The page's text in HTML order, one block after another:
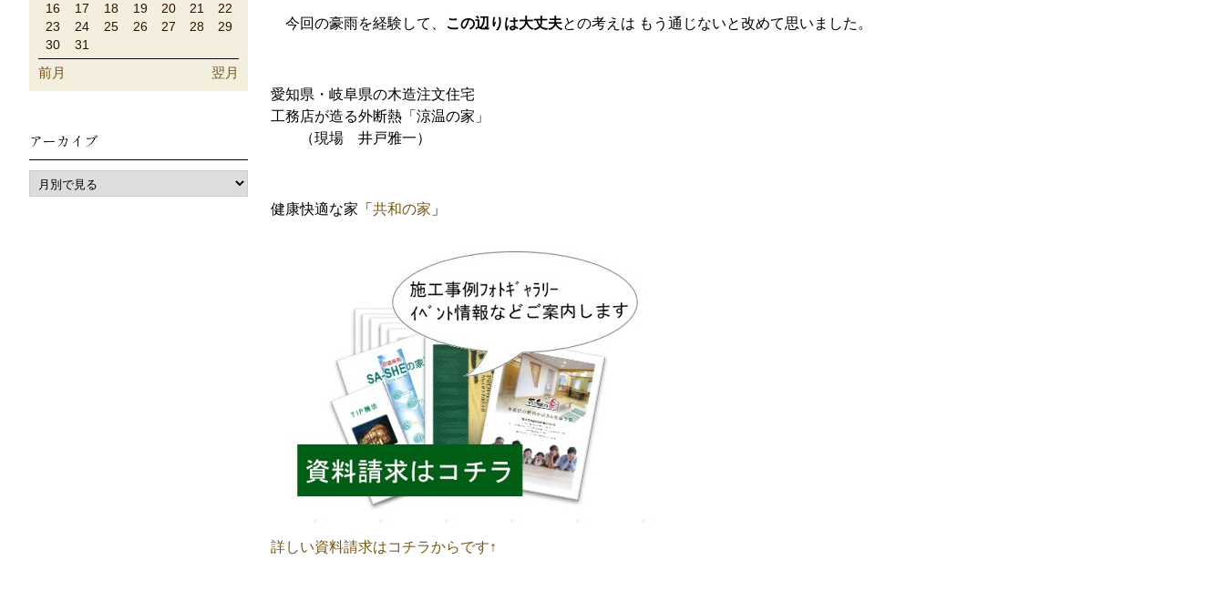
今回の豪雨を経験して、 この辺りは大丈夫との考えは もう通じないと改めて思いました。
愛知県・岐阜県の木造注文住宅
工務店が造る外断熱「涼温の家」
（現場 井戸雅一）
健康快適な家「 共和の家 」
詳しい資料請求はコチラからです↑
16
17 18 19 20 21
22
23
24 25 26 27 28
29
30
31
前月 翌月
アーカイブ